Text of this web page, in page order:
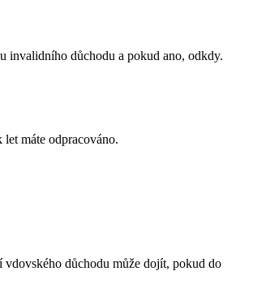
invalidního důchodu a pokud ano, odkdy.
máte odpracováno.
vdovského důchodu může dojít, pokud do